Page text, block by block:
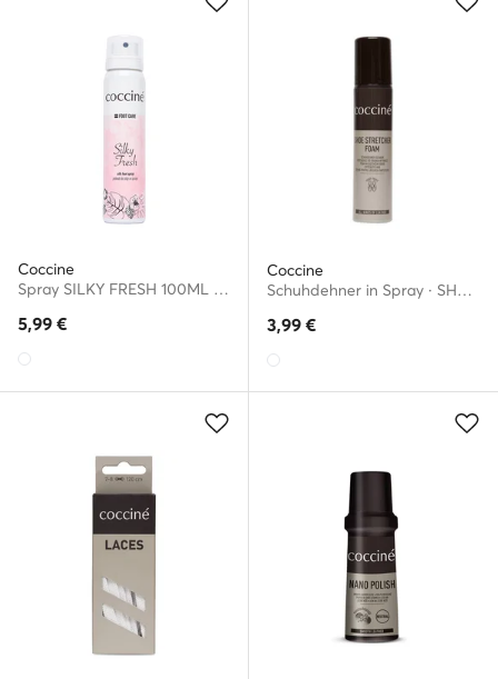
Coccine
Spray SILKY FRESH 100ML V.AZ Farblos
5,99 €
Coccine
Schuhdehner in Spray · SHOE STRETCHER FOAM 75 ml v.AZ
3,99 €